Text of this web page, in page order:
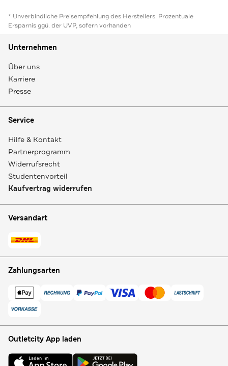
* Unverbindliche Preisempfehlung des Herstellers. Prozentuale
Ersparnis ggü. der UVP, sofern vorhanden
Unternehmen
Über uns
Karriere
Presse
Service
Hilfe & Kontakt
Partnerprogramm
Widerrufsrecht
Studentenvorteil
Kaufvertrag widerrufen
Versandart
Zahlungsarten
Outletcity App laden